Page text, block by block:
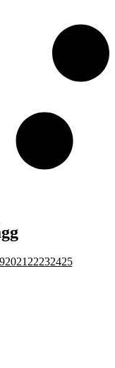
2021 22232425